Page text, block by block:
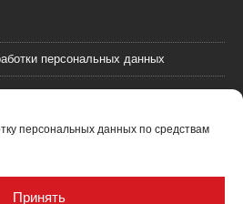
персональных данных по средствам
Принять
персональных данных
данных
(оферта)